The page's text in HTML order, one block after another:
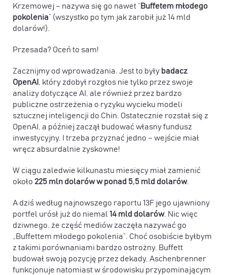
Krzemowej – nazywa się go nawet “Buffetem młodego
pokolenia” (wszystko po tym jak zarobił już 14 mld
dolarów!).
Przesada? Oceń to sam!
Zacznijmy od wprowadzania. Jest to były badacz
OpenAI , który zdobył rozgłos nie tylko przez swoje
analizy dotyczące AI, ale również przez bardzo
publiczne ostrzeżenia o ryzyku wycieku modeli
sztucznej inteligencji do Chin. Ostatecznie rozstał się z
OpenAI, a później zaczął budować własny fundusz
inwestycyjny. I trzeba przyznać jedno – wejście miał
wręcz absurdalnie zyskowne!
W ciągu zaledwie kilkunastu miesięcy miał zamienić
około 225 mln dolarów w ponad 5,5 mld dolarów.
A dziś według najnowszego raportu 13F jego ujawniony
portfel urósł już do niemal 14 mld dolarów. Nic więc
dziwnego, że część mediów zaczęła nazywać go
„Buffettem młodego pokolenia”. Choć osobiście byłbym
z takimi porównaniami bardzo ostrożny. Buffett
budował swoją pozycję przez dekady, Aschenbrenner
funkcjonuje natomiast w środowisku przypominającym